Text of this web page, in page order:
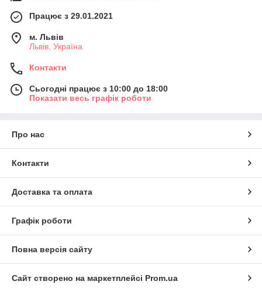
Працює з 29.01.2021
м. Львів
Львів, Україна
Контакти
Сьогодні працює з 10:00 до 18:00
Показати весь графік роботи
Про нас
Контакти
Доставка та оплата
Графік роботи
Повна версія сайту
Сайт створено на маркетплейсі Prom.ua